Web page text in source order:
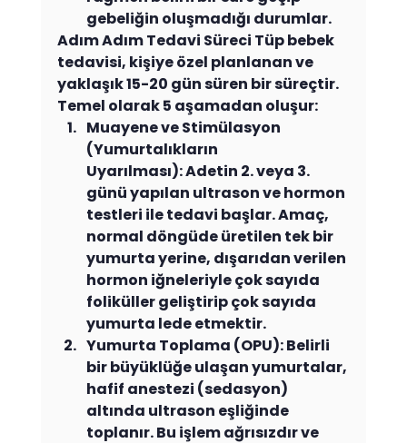
gebeliğin oluşmadığı durumlar.
Adım Adım Tedavi Süreci Tüp bebek
tedavisi, kişiye özel planlanan ve
yaklaşık 15-20 gün süren bir süreçtir.
Temel olarak 5 aşamadan oluşur:
Muayene ve Stimülasyon
(Yumurtalıkların
Uyarılması): Adetin 2. veya 3.
günü yapılan ultrason ve hormon
testleri ile tedavi başlar. Amaç,
normal döngüde üretilen tek bir
yumurta yerine, dışarıdan verilen
hormon iğneleriyle çok sayıda
foliküller geliştirip çok sayıda
yumurta lede etmektir.
Yumurta Toplama (OPU): Belirli
bir büyüklüğe ulaşan yumurtalar,
hafif anestezi (sedasyon)
altında ultrason eşliğinde
toplanır. Bu işlem ağrısızdır ve